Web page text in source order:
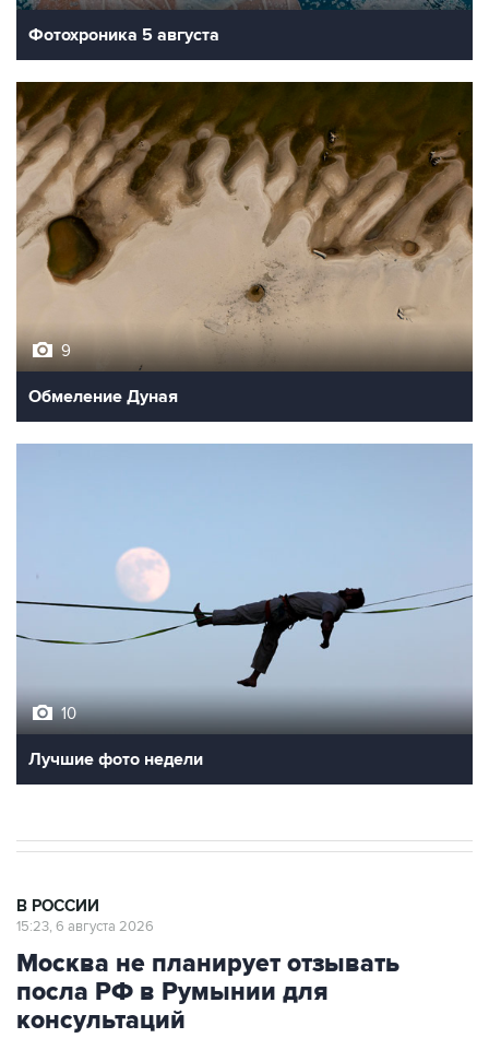
Фотохроника 5 августа
9
Обмеление Дуная
10
Лучшие фото недели
В РОССИИ
15:23, 6 августа 2026
Москва не планирует отзывать
посла РФ в Румынии для
консультаций